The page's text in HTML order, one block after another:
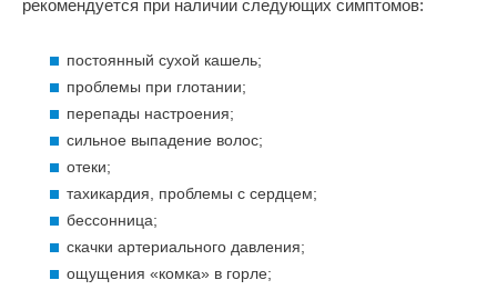
рекомендуется при наличии следующих симптомов:
постоянный сухой кашель;
проблемы при глотании;
перепады настроения;
сильное выпадение волос;
отеки;
тахикардия, проблемы с сердцем;
бессонница;
скачки артериального давления;
ощущения «комка» в горле;